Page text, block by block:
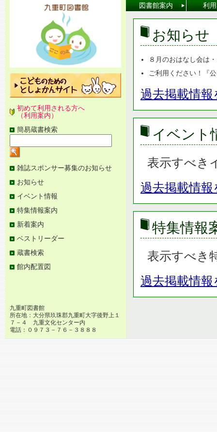
図書館案内 利
お知らせ
８月のおはなし会は
ご利用ください！『
過去掲載情
イベント
表示すべき
過去掲載情
特集情報
表示すべき
過去掲載情
初めて利用される方へ
（利用案内）
簡易蔵書検索
索
キ
ー
ワ
ド
入
図
館
ニ
ー
雑誌スポンサー募集のお知らせ
お知らせ
イベント情報
特集情報案内
新着案内
ベストリーダー
蔵書検索
館内配置図
九重町図書館
所在地：大分県玖珠郡九重町大字後野上１
７－４ 九重文化センター内
電話：０９７３－７６－３８８８